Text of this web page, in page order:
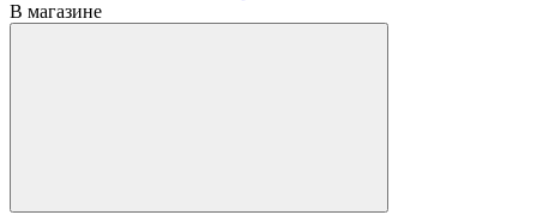
В магазине